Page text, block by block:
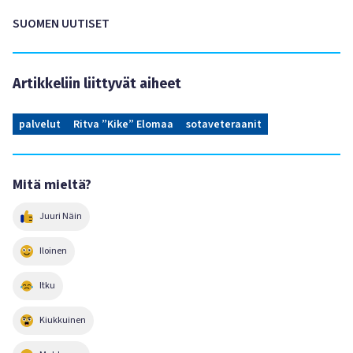
SUOMEN UUTISET
Artikkeliin liittyvät aiheet
palvelut Ritva ”Kike” Elomaa sotaveteraanit
Mitä mieltä?
Juuri Näin
Iloinen
Itku
Kiukkuinen